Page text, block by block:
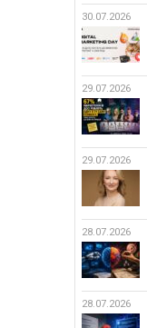
30.07.2026
29.07.2026
29.07.2026
28.07.2026
28.07.2026